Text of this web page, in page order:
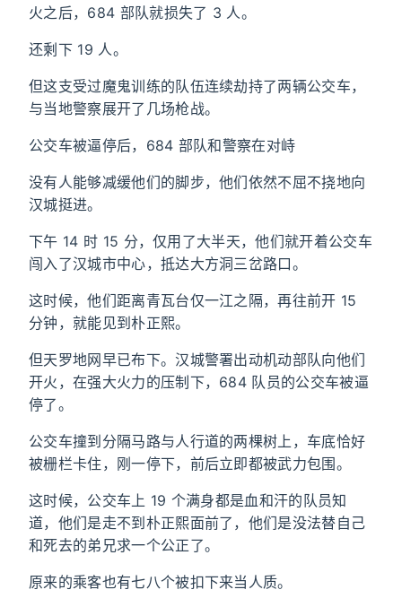
火之后，684 部队就损失了 3 人。
还剩下 19 人。
但这支受过魔鬼训练的队伍连续劫持了两辆公交车，
与当地警察展开了几场枪战。
公交车被逼停后，684 部队和警察在对峙
没有人能够减缓他们的脚步，他们依然不屈不挠地向
汉城挺进。
下午 14 时 15 分，仅用了大半天，他们就开着公交车
闯入了汉城市中心，抵达大方洞三岔路口。
这时候，他们距离青瓦台仅一江之隔，再往前开 15
分钟，就能见到朴正熙。
但天罗地网早已布下。汉城警署出动机动部队向他们
开火，在强大火力的压制下，684 队员的公交车被逼
停了。
公交车撞到分隔马路与人行道的两棵树上，车底恰好
被栅栏卡住，刚一停下，前后立即都被武力包围。
这时候，公交车上 19 个满身都是血和汗的队员知
道，他们是走不到朴正熙面前了，他们是没法替自己
和死去的弟兄求一个公正了。
原来的乘客也有七八个被扣下来当人质。